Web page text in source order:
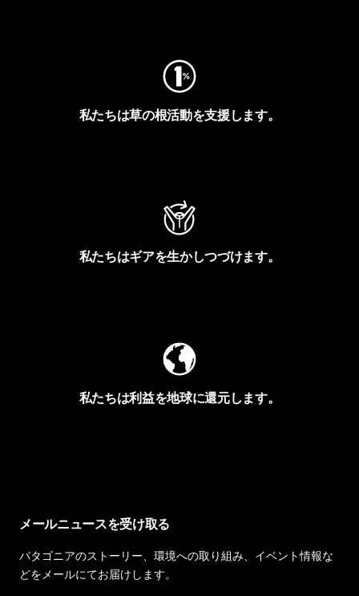
私たちは草の根活動を支援します。
私たちはギアを生かしつづけます。
私たちは利益を地球に還元します。
メールニュースを受け取る
パタゴニアのストーリー、環境への取り組み、イベント情報な
どをメールにてお届けします。